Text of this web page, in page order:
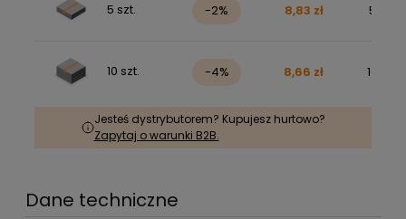
5 szt. -2% 8,83 zł 54,33
10 szt. -4% 8,66 zł 106,49
Jesteś dystrybutorem? Kupujesz hurtowo?
Zapytaj o warunki B2B.
Dane techniczne